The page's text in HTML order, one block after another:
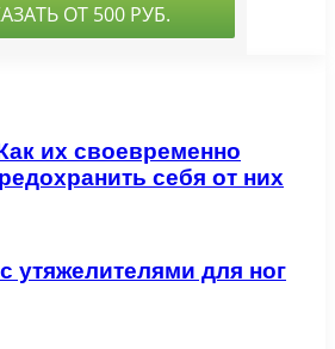
их своевременно
себя от них
утяжелителями для ног